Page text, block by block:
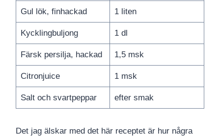
Gul lök, finhackad 1 liten
Kycklingbuljong 1 dl
Färsk persilja, hackad 1,5 msk
Citronjuice 1 msk
Salt och svartpeppar efter smak
Det jag älskar med det här receptet är hur några